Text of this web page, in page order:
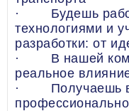
· Будешь
технологиями и
разработки: от
· В нашей
реальное
· Получаешь